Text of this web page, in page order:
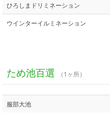
ひろしまドリミネーション
ウインターイルミネーション
ため池百選 （1ヶ所）
服部大池